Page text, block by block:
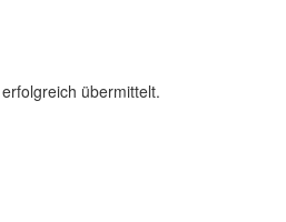
übermittelt.